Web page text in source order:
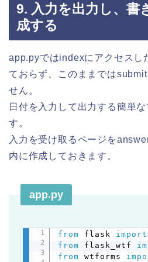
9. 入力を出力し、書
成する
app.pyではindexにアクセスし
ておらず、このままでは
せん。
日付を入力して出力する簡単
す。
入力を受け取るページを
内に作成しておきます。
app.py
from flask import
from flask_wtf
from wtforms